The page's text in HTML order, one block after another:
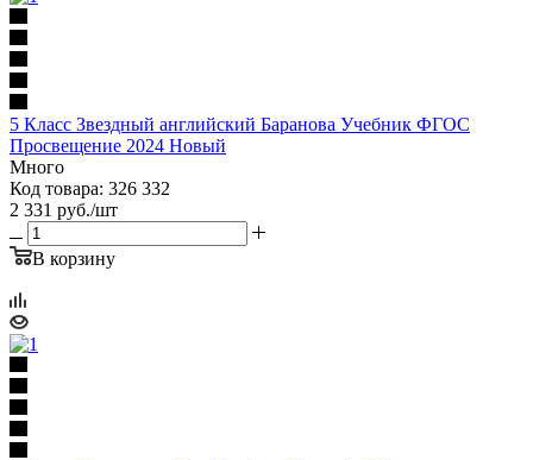
5 Класс Звездный английский Баранова Учебник ФГОС
Просвещение 2024 Новый
Много
Код товара: 326 332
2 331 руб./шт
В корзину